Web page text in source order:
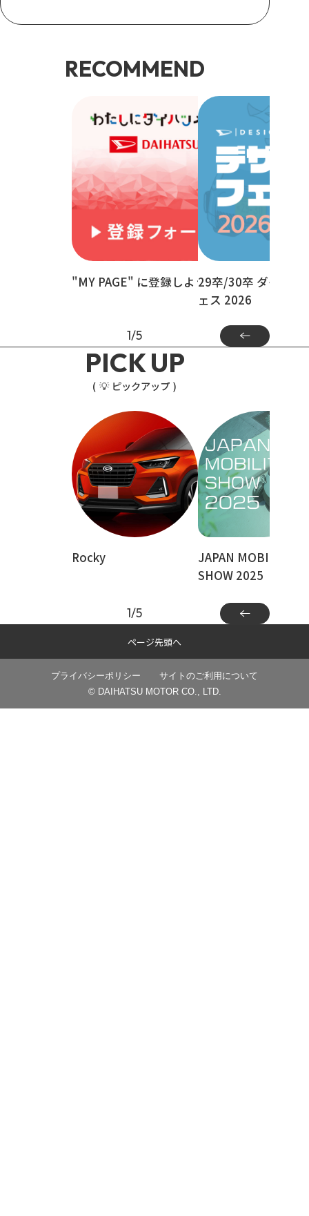
RECOMMEND
"MY PAGE" に登録しよう！29卒/30卒 ダイハツ
ェス 2026
1/5
PICK UP
💡 ピックアップ
Rocky
JAPAN MOBILITY
SHOW 2025
1/5
ページ先頭へ
プライバシーポリシー
サイトのご利用について
© DAIHATSU MOTOR CO., LTD.